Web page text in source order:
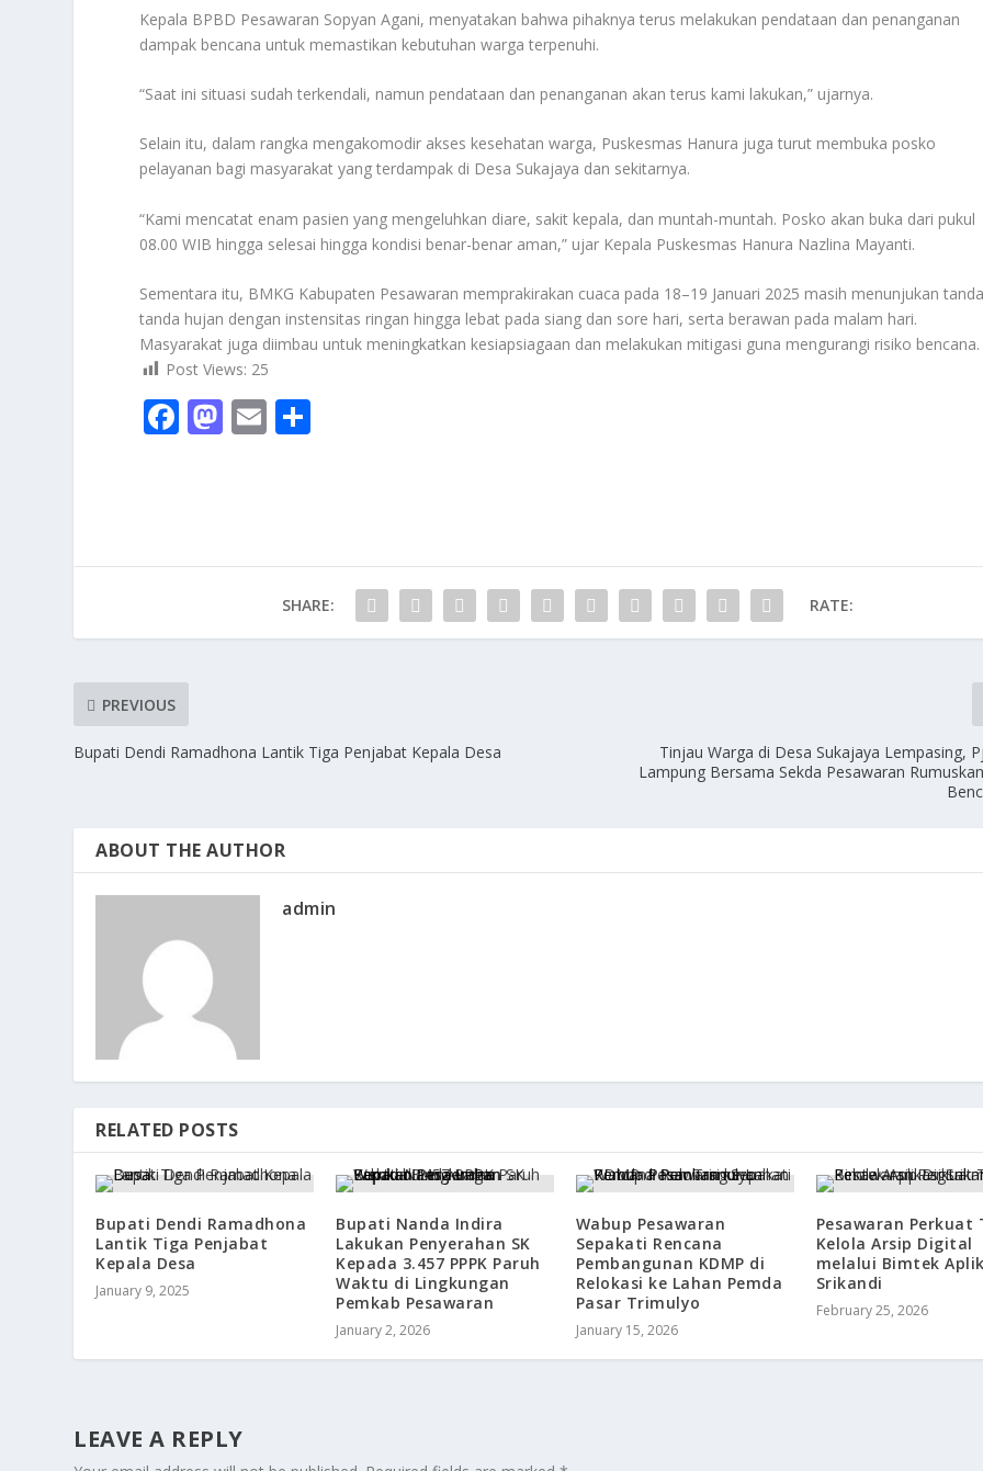
Kepala BPBD Pesawaran Sopyan Agani, menyatakan bahwa pihaknya terus melakukan pendataan dan penanganan
dampak bencana untuk memastikan kebutuhan warga terpenuhi.
“Saat ini situasi sudah terkendali, namun pendataan dan penanganan akan terus kami lakukan,” ujarnya.
Selain itu, dalam rangka mengakomodir akses kesehatan warga, Puskesmas Hanura juga turut membuka posko
pelayanan bagi masyarakat yang terdampak di Desa Sukajaya dan sekitarnya.
“Kami mencatat enam pasien yang mengeluhkan diare, sakit kepala, dan muntah-muntah. Posko akan buka dari pukul
08.00 WIB hingga selesai hingga kondisi benar-benar aman,” ujar Kepala Puskesmas Hanura Nazlina Mayanti.
Sementara itu, BMKG Kabupaten Pesawaran memprakirakan cuaca pada 18–19 Januari 2025 masih menunjukan
tanda hujan dengan instensitas ringan hingga lebat pada siang dan sore hari, serta berawan pada malam hari.
Masyarakat juga diimbau untuk meningkatkan kesiapsiagaan dan melakukan mitigasi guna mengurangi risiko bencana.
Post Views: 25
F
o
k
M
o
E
SHARE: RATE:
PREVIOUS
Bupati Dendi Ramadhona Lantik Tiga Penjabat Kepala Desa
Tinjau Warga di Desa Sukajaya Lempasing,
Lampung Bersama Sekda Pesawaran
ABOUT THE AUTHOR
admin
RELATED POSTS
Bupati Dendi Ramadhona
Lantik Tiga Penjabat
Kepala Desa
January 9, 2025
Bupati Nanda Indira
Lakukan Penyerahan SK
Kepada 3.457 PPPK Paruh
Waktu di Lingkungan
Pemkab Pesawaran
January 2, 2026
Wabup Pesawaran
Sepakati Rencana
Pembangunan KDMP di
Relokasi ke Lahan Pemda
Pasar Trimulyo
January 15, 2026
Pesawaran Perkuat
Kelola Arsip Digital
melalui Bimtek
Srikandi
February 25, 2026
LEAVE A REPLY